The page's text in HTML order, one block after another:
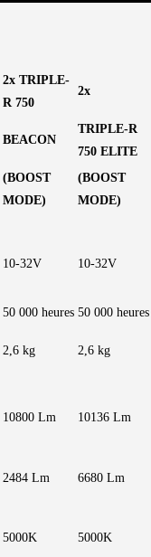
2x TRIPLE-
R 750
2x
BEACON
TRIPLE-R
750 ELITE
(BOOST
MODE)
(BOOST
MODE)
10-32V 10-32V
50 000 heures 50 000 heures
2,6 kg 2,6 kg
10800 Lm 10136 Lm
2484 Lm 6680 Lm
5000K 5000K